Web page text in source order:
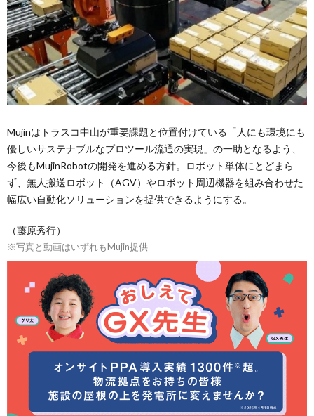
Mujinはトラスコ中山が重要課題と位置付けている「人にも環境にも
優しいサステナブルなプロツール流通の実現」の一助となるよう、
今後もMujinRobotの開発を進める方針。ロボット単体にとどまら
ず、無人搬送ロボット（AGV）やロボット周辺機器を組み合わせた
幅広い自動化ソリューションを提供できるようにする。
（藤原秀行）
※写真と動画はいずれもMujin提供